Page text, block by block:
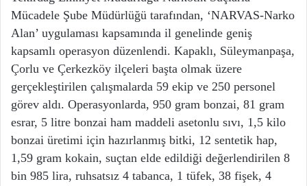
Mücadele Şube Müdürlüğü tarafından, ‘NARVAS-Narko
Alan’ uygulaması kapsamında il genelinde geniş
kapsamlı operasyon düzenlendi. Kapaklı, Süleymanpaşa,
Çorlu ve Çerkezköy ilçeleri başta olmak üzere
gerçekleştirilen çalışmalarda 59 ekip ve 250 personel
görev aldı. Operasyonlarda, 950 gram bonzai, 81 gram
esrar, 5 litre bonzai ham maddeli asetonlu sıvı, 1,5 kilo
bonzai üretimi için hazırlanmış bitki, 12 sentetik hap,
1,59 gram kokain, suçtan elde edildiği değerlendirilen 8
bin 985 lira, ruhsatsız 4 tabanca, 1 tüfek, 38 fişek, 4